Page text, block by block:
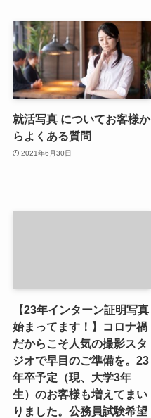
就活写真 についてお客様か
らよくある質問
2021年6月30日
【23年インターン証明写真
始まってます！】コロナ禍
だからこそ人気の撮影スタ
ジオで早目のご準備を。23
年卒予定（現、大学3年
生）のお客様も増えてまい
りました。公務員試験希望